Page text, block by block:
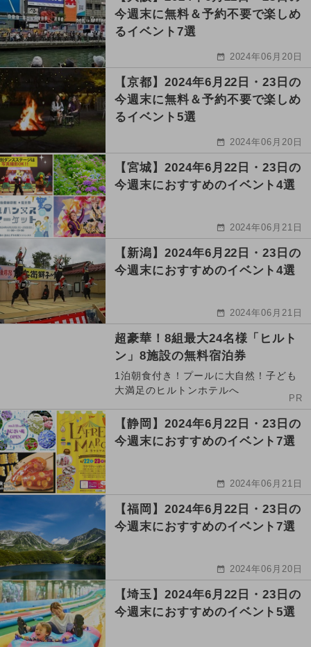
今週末に無料＆予約不要で楽しめ
るイベント7選
2024年06月20日
【京都】2024年6月22日・23日の
今週末に無料＆予約不要で楽しめ
るイベント5選
2024年06月20日
【宮城】2024年6月22日・23日の
今週末におすすめのイベント4選
2024年06月21日
【新潟】2024年6月22日・23日の
今週末におすすめのイベント4選
2024年06月21日
超豪華！8組最大24名様「ヒルト
ン」8施設の無料宿泊券
1泊朝食付き！プールに大自然！子ども
大満足のヒルトンホテルへ
PR
【静岡】2024年6月22日・23日の
今週末におすすめのイベント7選
2024年06月21日
【福岡】2024年6月22日・23日の
今週末におすすめのイベント7選
2024年06月20日
【埼玉】2024年6月22日・23日の
今週末におすすめのイベント5選